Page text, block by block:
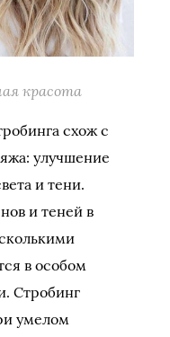
красота
схож с
улучшение
и тени.
и теней в
в особом
Стробинг
умелом